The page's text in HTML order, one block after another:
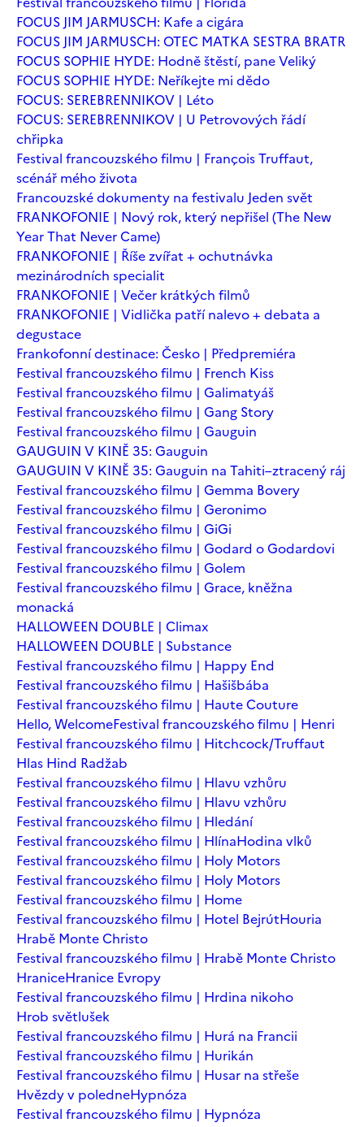
FOCUS JIM JARMUSCH: Kafe a cigára
FOCUS JIM JARMUSCH: OTEC MATKA SESTRA BRATR
FOCUS SOPHIE HYDE: Hodně štěstí, pane Veliký
FOCUS SOPHIE HYDE: Neříkejte mi dědo
FOCUS: SEREBRENNIKOV | Léto
FOCUS: SEREBRENNIKOV | U Petrovových řádí
chřipka
Festival francouzského filmu | François Truffaut,
scénář mého života
Francouzské dokumenty na festivalu Jeden svět
FRANKOFONIE | Nový rok, který nepřišel (The New
Year That Never Came)
FRANKOFONIE | Říše zvířat + ochutnávka
mezinárodních specialit
FRANKOFONIE | Večer krátkých filmů
FRANKOFONIE | Vidlička patří nalevo + debata a
degustace
Frankofonní destinace: Česko | Předpremiéra
Festival francouzského filmu | French Kiss
Festival francouzského filmu | Galimatyáš
Festival francouzského filmu | Gang Story
Festival francouzského filmu | Gauguin
GAUGUIN V KINĚ 35: Gauguin
GAUGUIN V KINĚ 35: Gauguin na Tahiti–ztracený ráj
Festival francouzského filmu | Gemma Bovery
Festival francouzského filmu | Geronimo
Festival francouzského filmu | GiGi
Festival francouzského filmu | Godard o Godardovi
Festival francouzského filmu | Golem
Festival francouzského filmu | Grace, kněžna
monacká
HALLOWEEN DOUBLE | Climax
HALLOWEEN DOUBLE | Substance
Festival francouzského filmu | Happy End
Festival francouzského filmu | Hašišbába
Festival francouzského filmu | Haute Couture
Hello, WelcomeFestival francouzského filmu | Henri
Festival francouzského filmu | Hitchcock/Truffaut
Hlas Hind Radžab
Festival francouzského filmu | Hlavu vzhůru
Festival francouzského filmu | Hlavu vzhůru
Festival francouzského filmu | Hledání
Festival francouzského filmu | HlínaHodina vlků
Festival francouzského filmu | Holy Motors
Festival francouzského filmu | Holy Motors
Festival francouzského filmu | Home
Festival francouzského filmu | Hotel BejrútHouria
Hrabě Monte Christo
Festival francouzského filmu | Hrabě Monte Christo
HraniceHranice Evropy
Festival francouzského filmu | Hrdina nikoho
Hrob světlušek
Festival francouzského filmu | Hurá na Francii
Festival francouzského filmu | Hurikán
Festival francouzského filmu | Husar na střeše
Hvězdy v poledneHypnóza
Festival francouzského filmu | Hypnóza